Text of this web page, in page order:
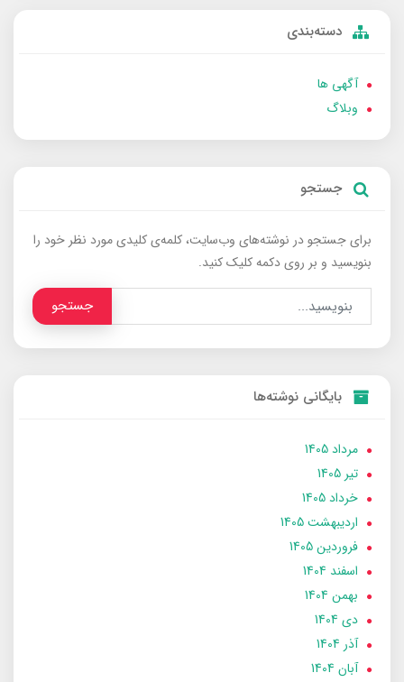
دسته‌بندی
آگهی ها
وبلاگ
جستجو
برای جستجو در نوشته‌های وب‌سایت، کلمه‌ی کلیدی مورد نظر خود را
بنویسید و بر روی دکمه کلیک کنید.
جستجو
بایگانی نوشته‌ها
مرداد 1405
تير 1405
خرداد 1405
ارديبهشت 1405
فروردین 1405
اسفند 1404
بهمن 1404
دی 1404
آذر 1404
آبان 1404